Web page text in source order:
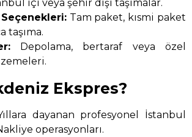
içi veya şehir dışı taşımalar.
Tam paket, kısmi paket
taşıma.
Depolama, bertaraf veya özel
Ekspres?
dayanan profesyonel İstanbul
operasyonları.